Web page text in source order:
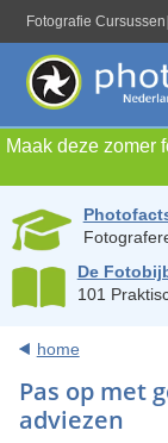
Fotografie Cursussen
Maak deze zomer
De
101
home
Pas op met
adviezen